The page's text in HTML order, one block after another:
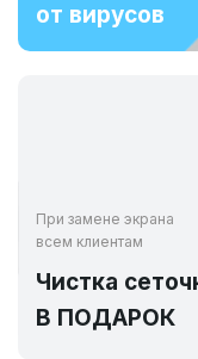
от вирусов
При замене экрана
всем клиентам
Чистка
В ПОДАРОК